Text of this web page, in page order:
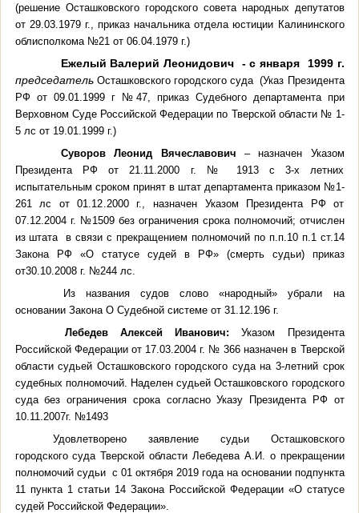
(решение Осташковского городского совета народных депутатов
от 29.03.1979 г., приказ начальника отдела юстиции Калининского
облисполкома №21 от 06.04.1979 г.)
Ежелый Валерий Леонидович - с января 1999 г.
председатель Осташковского городского суда (Указ Президента
РФ от 09.01.1999 г №47, приказ Судебного департамента при
Верховном Суде Российской Федерации по Тверской области № 1-
5 лс от 19.01.1999 г.)
Суворов Леонид Вячеславович – назначен Указом
Президента РФ от 21.11.2000 г. № 1913 с 3-х летних
испытательным сроком принят в штат департамента приказом №1-
261 лс от 01.12.2000 г., назначен Указом Президента РФ от
07.12.2004 г. №1509 без ограничения срока полномочий; отчислен
из штата в связи с прекращением полномочий по п.п.10 п.1 ст.14
Закона РФ «О статусе судей в РФ» (смерть судьи) приказ
от30.10.2008 г. №244 лс.
Из названия судов слово «народный» убрали на
основании Закона О Судебной системе от 31.12.196 г.
Лебедев Алексей Иванович:Указом Президента
Российской Федерации от 17.03.2004 г. № 366 назначен в Тверской
области судьей Осташковского городского суда на 3-летний срок
судебных полномочий. Наделен судьей Осташковского городского
суда без ограничения срока согласно Указу Президента РФ от
10.11.2007г. №1493
Удовлетворено заявление судьи Осташковского
городского суда Тверской области Лебедева А.И. о прекращении
полномочий судьи с 01 октября 2019 года на основании подпункта
11 пункта 1 статьи 14 Закона Российской Федерации «О статусе
судей Российской Федерации».